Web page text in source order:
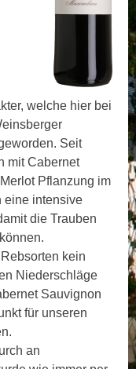
welche hier bei
Seit
mit Cabernet
Pflanzung im
eine intensive
die Trauben
kein
Niederschläge
Sauvignon
für unseren
an